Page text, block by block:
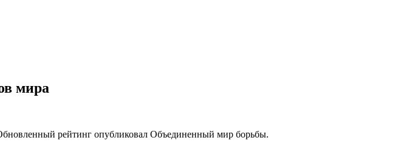
мира
рейтинг опубликовал Объединенный мир борьбы.